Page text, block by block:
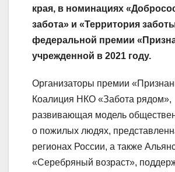
края, в номинациях
забота» и «Территория
федеральной премии
учрежденной в 2021 году.
Организаторы премии
Коалиция НКО «Забота рядом»,
развивающая модель
о пожилых людях,
регионах России, а также
«Серебряный возраст»,